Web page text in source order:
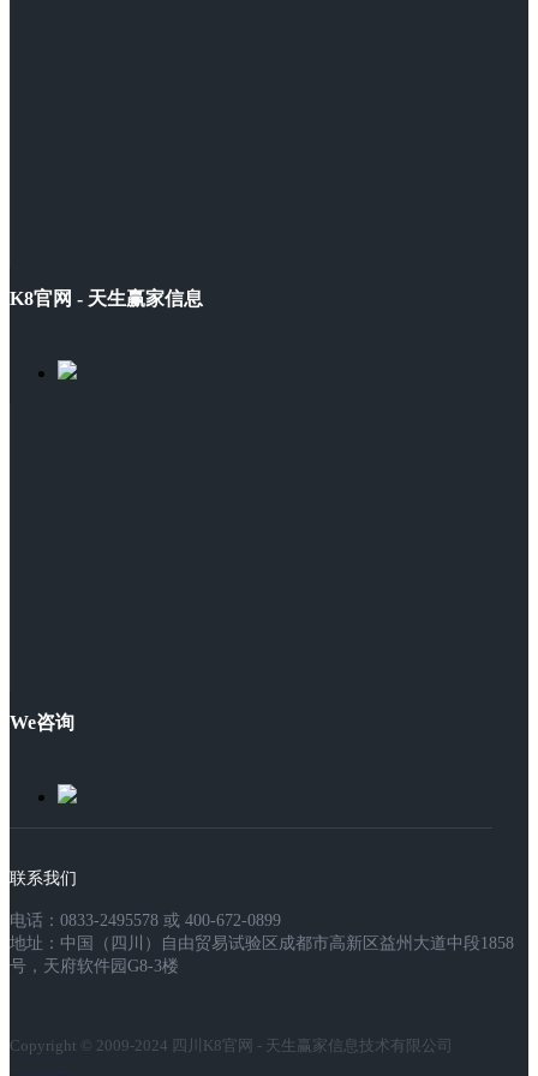
K8官网 - 天生赢家信息
We咨询
联系我们
电话：0833-2495578 或 400-672-0899
地址：中国（四川）自由贸易试验区成都市高新区益州大道中段1858
号，天府软件园G8-3楼
Copyright © 2009-2024 四川K8官网 - 天生赢家信息技术有限公司